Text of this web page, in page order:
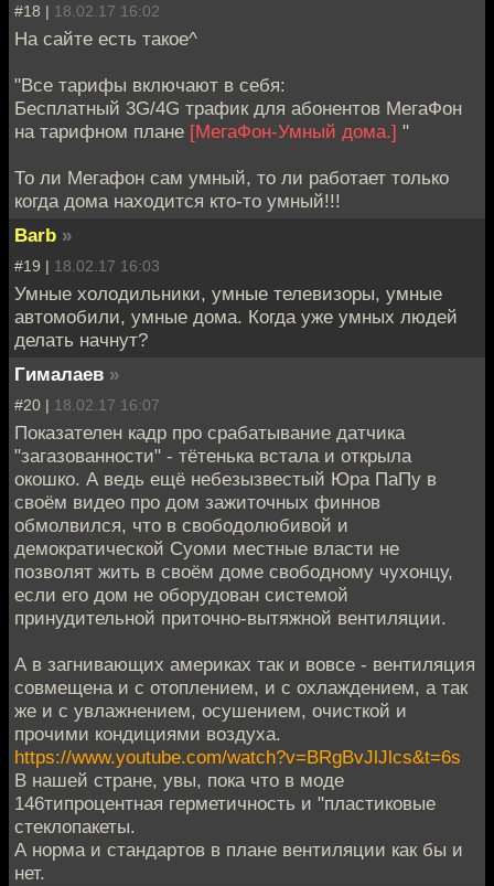
#18 | 18.02.17 16:02
На сайте есть такое^
"Все тарифы включают в себя:
Бесплатный 3G/4G трафик для абонентов МегаФон
на тарифном плане [МегаФон-Умный дома.] "
То ли Мегафон сам умный, то ли работает только
когда дома находится кто-то умный!!!
Barb »
#19 | 18.02.17 16:03
Умные холодильники, умные телевизоры, умные
автомобили, умные дома. Когда уже умных людей
делать начнут?
Гималаев »
#20 | 18.02.17 16:07
Показателен кадр про срабатывание датчика
"загазованности" - тётенька встала и открыла
окошко. А ведь ещё небезызвестый Юра ПаПу в
своём видео про дом зажиточных финнов
обмолвился, что в свободолюбивой и
демократической Суоми местные власти не
позволят жить в своём доме свободному чухонцу,
если его дом не оборудован системой
принудительной приточно-вытяжной вентиляции.
А в загнивающих америках так и вовсе - вентиляция
совмещена и с отоплением, и с охлаждением, а так
же и с увлажнением, осушением, очисткой и
прочими кондициями воздуха.
https://www.youtube.com/watch?v=BRgBvJlJlcs&t=6s
В нашей стране, увы, пока что в моде
146типроцентная герметичность и "пластиковые
стеклопакеты.
А норма и стандартов в плане вентиляции как бы и
нет.